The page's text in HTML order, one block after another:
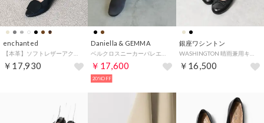
enchanted
￥17,930
Daniella & GEMMA
￥17,600
20%OFF
銀座ワシントン
￥16,500